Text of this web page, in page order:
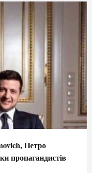
Петро
пропагандистів